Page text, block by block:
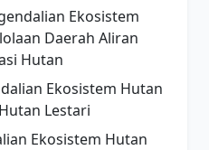
Ekosistem
Daerah Aliran
Hutan
Ekosistem Hutan
Lestari
Ekosistem Hutan